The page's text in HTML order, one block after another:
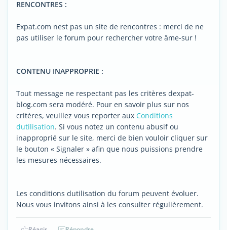
RENCONTRES :
Expat.com nest pas un site de rencontres : merci de ne
pas utiliser le forum pour rechercher votre âme-sur !
CONTENU INAPPROPRIE :
Tout message ne respectant pas les critères dexpat-
blog.com sera modéré. Pour en savoir plus sur nos
critères, veuillez vous reporter aux Conditions
dutilisation. Si vous notez un contenu abusif ou
inapproprié sur le site, merci de bien vouloir cliquer sur
le bouton « Signaler » afin que nous puissions prendre
les mesures nécessaires.
Les conditions dutilisation du forum peuvent évoluer.
Nous vous invitons ainsi à les consulter régulièrement.